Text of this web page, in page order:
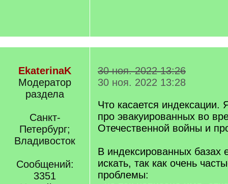
EkaterinaK
Модератор
раздела
Санкт-
Петербург;
Владивосток
Сообщений:
3351
30 ноя. 2022 13:26
30 ноя. 2022 13:28
Что касается индексации.
про эвакуированных во
Отечественной войны и
В индексированных базах
искать, так как очень
проблемы: